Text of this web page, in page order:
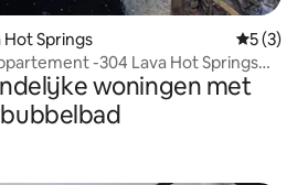
Springs
5 (3)
-304 Lava Hot Springs
woningen met
bubbelbad